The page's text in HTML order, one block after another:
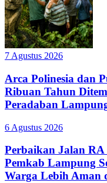
7 Agustus 2026
Arca Polinesia dan
Ribuan Tahun
Peradaban
6 Agustus 2026
Perbaikan Jalan RA
Pemkab Lampung
Warga Lebih Aman